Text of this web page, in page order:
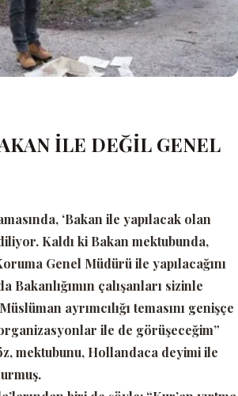
İLE DEĞİL GENEL
‘Bakan ile yapılacak olan
Kaldı ki Bakan mektubunda,
Genel Müdürü ile yapılacağını
Bakanlığımın çalışanları sizinle
ayrımcılığı temasını genişçe
ile de görüşeceğim”
mektubunu, Hollandaca deyimi ile